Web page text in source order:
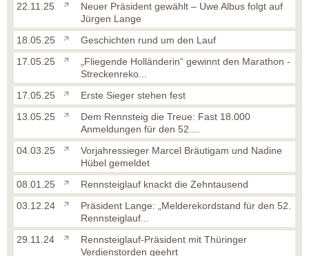
22.11.25
Neuer Präsident gewählt – Uwe Albus folgt auf
Jürgen Lange
18.05.25
Geschichten rund um den Lauf
17.05.25
„Fliegende Holländerin“ gewinnt den Marathon -
Streckenreko...
17.05.25
Erste Sieger stehen fest
13.05.25
Dem Rennsteig die Treue: Fast 18.000
Anmeldungen für den 52....
04.03.25
Vorjahressieger Marcel Bräutigam und Nadine
Hübel gemeldet
08.01.25
Rennsteiglauf knackt die Zehntausend
03.12.24
Präsident Lange: „Melderekordstand für den 52.
Rennsteiglauf...
29.11.24
Rennsteiglauf-Präsident mit Thüringer
Verdienstorden geehrt